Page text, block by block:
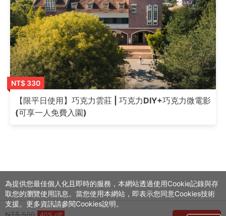
NT$ 330
【限平日使用】巧克力雲莊 | 巧克力DIY+巧克力微電影
(可享一人免費入園)
NT$ 500
為提供您最佳個人化且即時的服務，本網站透過使用Cookie記錄與存
取您的瀏覽使用訊息。當您使用本網站，即表示您同意Cookies技術
支援。更多資訊請參閱Cookies說明。